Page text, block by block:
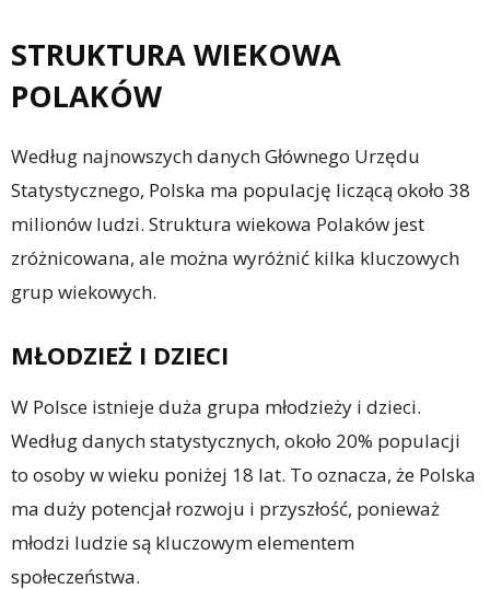
STRUKTURA WIEKOWA
POLAKÓW
Według najnowszych danych Głównego Urzędu
Statystycznego, Polska ma populację liczącą około 38
milionów ludzi. Struktura wiekowa Polaków jest
zróżnicowana, ale można wyróżnić kilka kluczowych
grup wiekowych.
MŁODZIEŻ I DZIECI
W Polsce istnieje duża grupa młodzieży i dzieci.
Według danych statystycznych, około 20% populacji
to osoby w wieku poniżej 18 lat. To oznacza, że Polska
ma duży potencjał rozwoju i przyszłość, ponieważ
młodzi ludzie są kluczowym elementem
społeczeństwa.